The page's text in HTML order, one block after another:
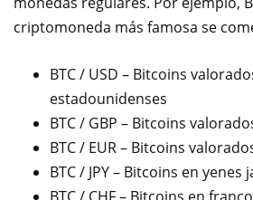
criptomoneda más famosa se
BTC / USD – Bitcoins
estadounidenses
BTC / GBP – Bitcoins
BTC / EUR – Bitcoins
BTC / JPY – Bitcoins en yenes